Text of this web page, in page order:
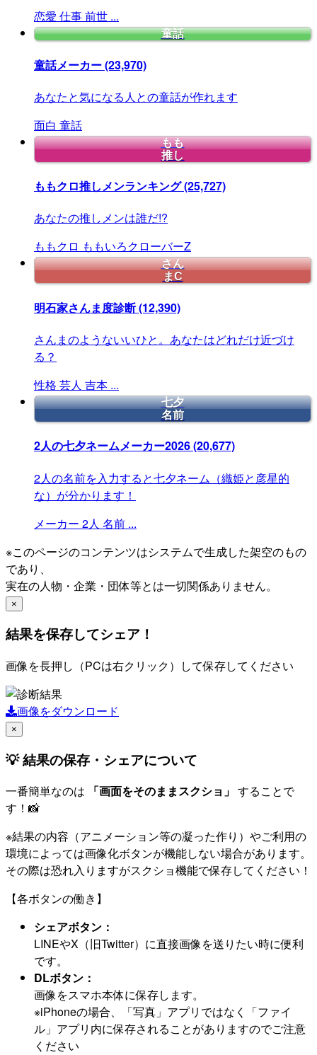
恋愛 仕事前世 ...
童話
童話メーカー(23,970)
あなたと気になる人との童話が作れます
面白 童話
もも
推し
ももクロ推しメンランキング(25,727)
あなたの推しメンは誰だ!?
ももクロ ももいろクローバーZ
さん
まC
明石家さんま度診断(12,390)
さんまのようないいひと。あなたはどれだけ近づけ
る？
性格 芸人 吉本 ...
七夕
名前
2人の七夕ネームメーカー2026(20,677)
2人の名前を入力すると七夕ネーム（織姫と彦星的
な）が分かります！
メーカー 2人 名前 ...
※このページのコンテンツはシステムで生成した架空のもの
であり、
実在の人物・企業・団体等とは一切関係ありません。
×
結果を保存してシェア！
画像を長押し（PCは右クリック）して保存してください
画像をダウンロード
×
💡 結果の保存・シェアについて
一番簡単なのは 「画面をそのままスクショ」 することで
す！📸
※結果の内容（アニメーション等の凝った作り）やご利用の
環境によっては画像化ボタンが機能しない場合があります。
その際は恐れ入りますがスクショ機能で保存してください！
【各ボタンの働き】
シェアボタン：
LINEやX（旧Twitter）に直接画像を送りたい時に便利
です。
DLボタン：
画像をスマホ本体に保存します。
※iPhoneの場合、「写真」アプリではなく「ファイ
ル」アプリ内に保存されることがありますのでご注意
ください